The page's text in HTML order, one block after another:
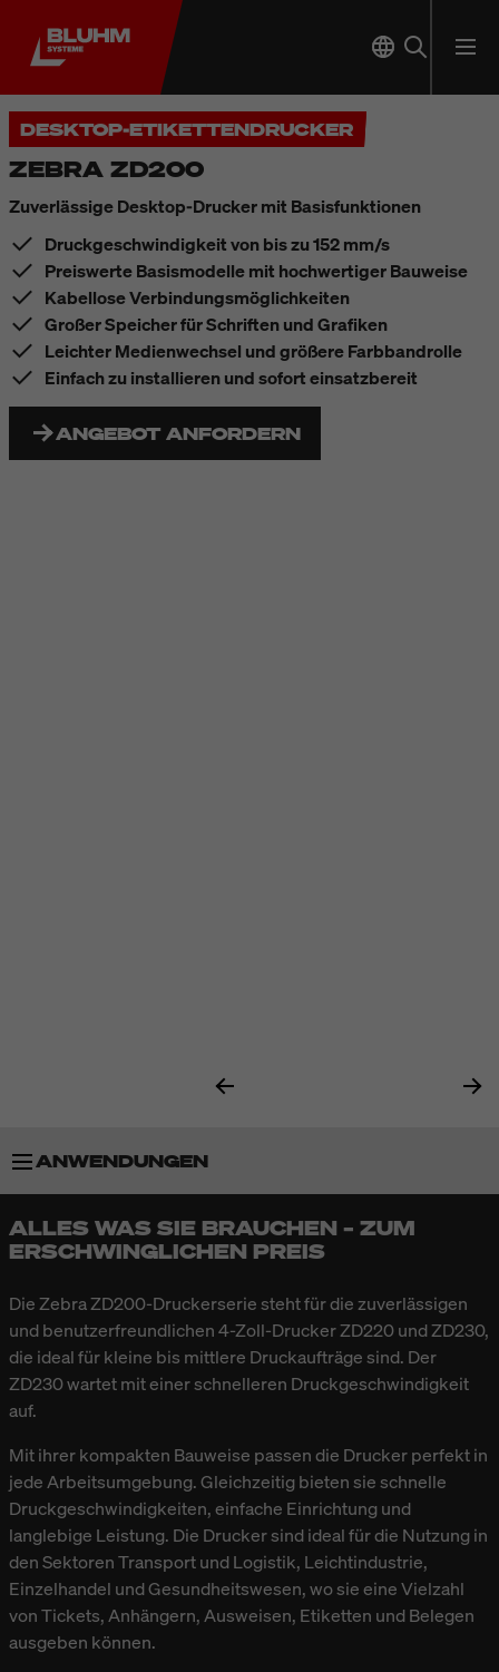
DESKTOP-ETIKETTENDRUCKER
ZEBRA ZD200
Zuverlässige Desktop-Drucker mit Basisfunktionen
Druckgeschwindigkeit von bis zu 152 mm/s
Preiswerte Basismodelle mit hochwertiger Bauweise
Kabellose Verbindungsmöglichkeiten
Großer Speicher für Schriften und Grafiken
Leichter Medienwechsel und größere Farbbandrolle
Einfach zu installieren und sofort einsatzbereit
ANGEBOT ANFORDERN
ANWENDUNGEN
BESONDERHEITEN
TECHNISCHE DATEN
ALLES WAS SIE BRAUCHEN – ZUM
ERSCHWINGLICHEN PREIS
Die Zebra ZD200-Druckerserie steht für die zuverlässigen
und benutzerfreundlichen 4-Zoll-Drucker ZD220 und ZD230,
die ideal für kleine bis mittlere Druckaufträge sind. Der
ZD230 wartet mit einer schnelleren Druckgeschwindigkeit
auf.
Mit ihrer kompakten Bauweise passen die Drucker perfekt in
jede Arbeitsumgebung. Gleichzeitig bieten sie schnelle
Druckgeschwindigkeiten, einfache Einrichtung und
langlebige Leistung. Die Drucker sind ideal für die Nutzung in
den Sektoren Transport und Logistik, Leichtindustrie,
Einzelhandel und Gesundheitswesen, wo sie eine Vielzahl
von Tickets, Anhängern, Ausweisen, Etiketten und Belegen
ausgeben können.